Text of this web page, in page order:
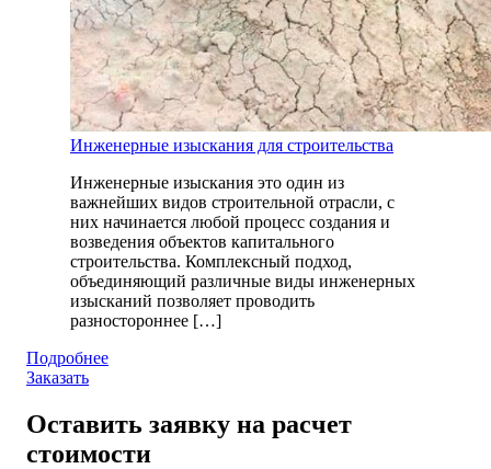
Инженерные изыскания для строительства
Инженерные изыскания это один из
важнейших видов строительной отрасли, с
них начинается любой процесс создания и
возведения объектов капитального
строительства. Комплексный подход,
объединяющий различные виды инженерных
изысканий позволяет проводить
разностороннее […]
Подробнее
Заказать
Оставить заявку на расчет
стоимости